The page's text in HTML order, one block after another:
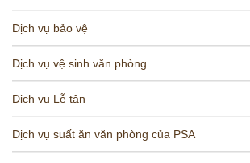
Dịch vụ bảo vệ
Dịch vụ vệ sinh văn phòng
Dịch vụ Lễ tân
Dịch vụ suất ăn văn phòng của PSA